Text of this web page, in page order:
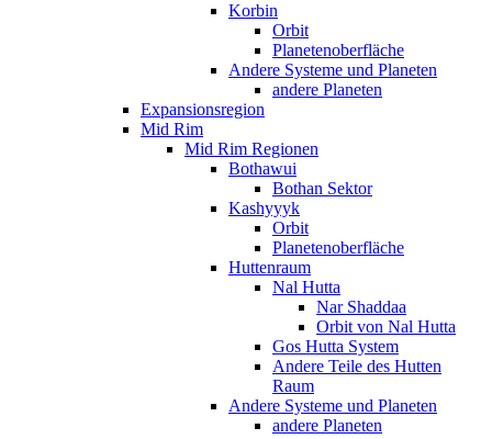
Korbin
Orbit
Planetenoberfläche
Andere Systeme und Planeten
andere Planeten
Expansionsregion
Mid Rim
Mid Rim Regionen
Bothawui
Bothan Sektor
Kashyyyk
Orbit
Planetenoberfläche
Huttenraum
Nal Hutta
Nar Shaddaa
Orbit von Nal Hutta
Gos Hutta System
Andere Teile des Hutten
Raum
Andere Systeme und Planeten
andere Planeten